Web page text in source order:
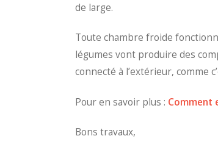
de large.
Toute chambre froide
légumes vont produire des
connecté à l’extérieur, comme
Pour en savoir plus : Comment
Bons travaux,